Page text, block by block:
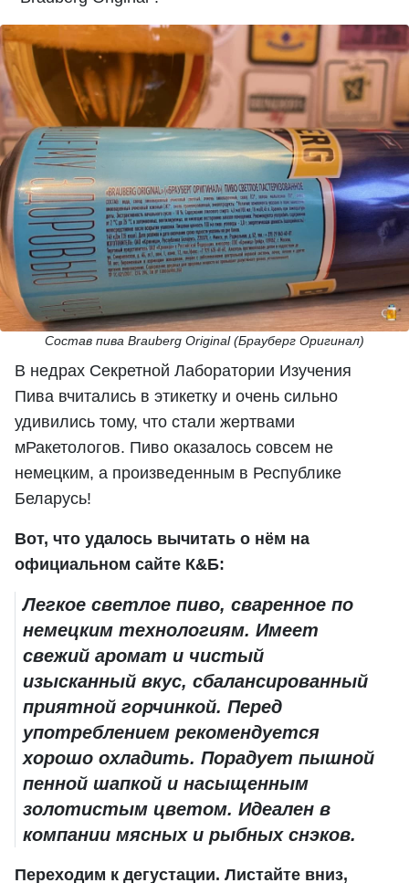
Состав пива Brauberg Original (Брауберг Оригинал)
В недрах Секретной Лаборатории Изучения
Пива вчитались в этикетку и очень сильно
удивились тому, что стали жертвами
мРакетологов. Пиво оказалось совсем не
немецким, а произведенным в Республике
Беларусь!
Вот, что удалось вычитать о нём на
официальном сайте К&Б:
Легкое светлое пиво, сваренное по
немецким технологиям. Имеет
свежий аромат и чистый
изысканный вкус, сбалансированный
приятной горчинкой. Перед
употреблением рекомендуется
хорошо охладить. Порадует пышной
пенной шапкой и насыщенным
золотистым цветом. Идеален в
компании мясных и рыбных снэков.
Переходим к дегустации. Листайте вниз,